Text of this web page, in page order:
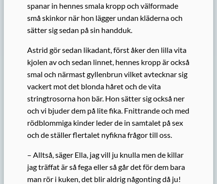
spanar in hennes smala kropp och välformade
små skinkor när hon lägger undan kläderna och
sätter sig sedan på sin handduk.
Astrid gör sedan likadant, först åker den lilla vita
kjolen av och sedan linnet, hennes kropp är också
smal och närmast gyllenbrun vilket avtecknar sig
vackert mot det blonda håret och de vita
stringtrosorna hon bär. Hon sätter sig också ner
och vi bjuder dem på lite fika. Fnittrande och med
rödblommiga kinder leder de in samtalet på sex
och de ställer flertalet nyfikna frågor till oss.
– Alltså, säger Ella, jag vill ju knulla men de killar
jag träffat är så fega eller så går det för dem bara
man rör i kuken, det blir aldrig någonting då ju!